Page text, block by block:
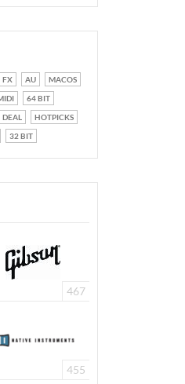
FX AU
MACOS
64 BIT
DEAL
HOTPICKS
32 BIT
467
455